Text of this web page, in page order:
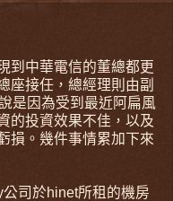
到中華電信的董總都更
座接任，總經理則由副
是因為受到最近阿扁風
的投資效果不佳，以及
損。幾件事情累加下來
司於hinet所租的機房